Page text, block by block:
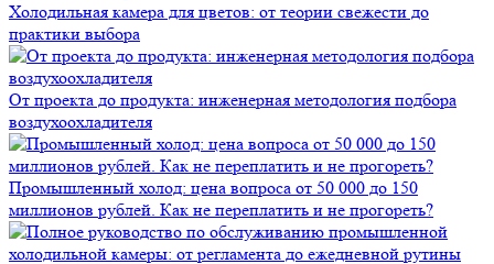
Холодильная камера для цветов: от теории свежести до
практики выбора
От проекта до продукта: инженерная методология подбора
воздухоохладителя
Промышленный холод: цена вопроса от 50 000 до 150
миллионов рублей. Как не переплатить и не прогореть?